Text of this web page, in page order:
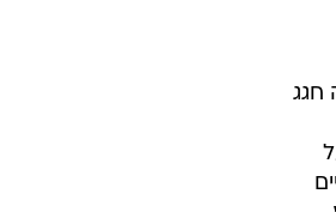
חגג
על